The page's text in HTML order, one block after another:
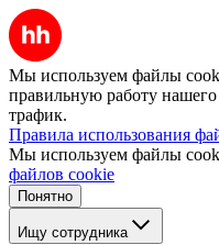
Мы используем файлы
правильную работу нашего
трафик.
Правила использования
Мы используем файлы
файлов cookie
Понятно
Ищу сотрудника